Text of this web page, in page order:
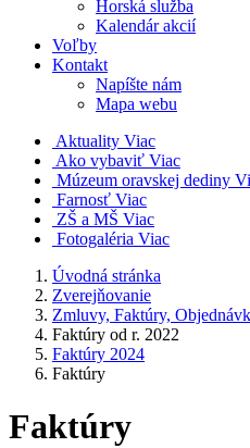
Horská služba
Kalendár akcií
Voľby
Kontakt
Napíšte nám
Mapa webu
Aktuality Viac
Ako vybaviť Viac
Múzeum oravskej dediny
Farnosť Viac
ZŠ a MŠ Viac
Fotogaléria Viac
Úvodná stránka
Zverejňovanie
Zmluvy, Faktúry,
Faktúry od r. 2022
Faktúry 2024
Faktúry
Faktúry